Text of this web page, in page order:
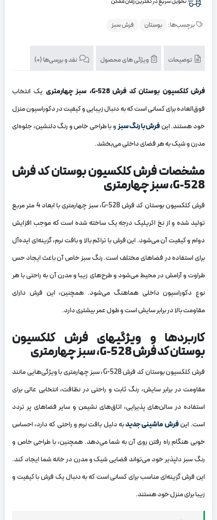
برچسب‌ها: بوستان فرش سبز
توضیحات ویژگی های محصول نقد و بررسی‌ها (0)
فرش کلکسیون بوستان کد فرش 528-G، سبز چهارمتری
یک انتخاب
فوق‌العاده برای کسانی است که به دنبال زیبایی و کیفیت در دکوراسیون منزل
خود هستند. اینفرش با رنگ سبزو با طراحی خاص و رنگ دلنشین، جلوه‌ای
مدرن و شیک به هر فضای داخلی می‌بخشد.
مشخصات فرش کلکسیون بوستان کد فرش
528-G، سبز چهارمتری
فرش کلکسیون بوستان کد فرش 528-G، سبز چهارمتری با ابعاد 4 متر مربع
تولید شده و از نخ اکریلیک درجه یک ساخته شده است که موجب افزایش
دوام و کیفیت آن می‌شود. این فرش با تراکم بالا و بافت نرم، گزینه‌ای ایده‌آل
برای استفاده در فضاهای مختلف است. رنگ سبز خاص آن باعث ایجاد حس
طراوت و آرامش در محیط می‌شود و طرح‌های زیبا و مدرن آن به راحتی با هر
نوع دکوراسیون داخلی هماهنگ می‌شود. همچنین، این فرش دارای
مقاومت بالا در برابر سایش است و طول عمر بیشتری دارد.
کاربردها و ویژگیهای فرش کلکسیون
بوستان کد فرش 528-G، سبز چهارمتری
فرش کلکسیون بوستان کد فرش 528-G، سبز چهارمتری با ویژگی‌هایی مانند
مقاومت در برابر سایش، رنگ ثابت و راحتی در نظافت، انتخابی عالی برای
استفاده در سالن‌های پذیرایی، اتاق‌های نشیمن و سایر فضاهای پر تردد
است. اینفرش ماشینی جدیدبه دلیل بافت نرم و راحتی که دارد، احساس
خوبی هنگام راه رفتن روی آن به شما می‌دهد. همچنین، با طراحی خاص و
رنگ سبز دلپذیر خود می‌تواند فضایی شیک و مدرن در خانه شما ایجاد کند.
این فرش گزینه‌ای مناسب برای کسانی است که به دنبال یک فرش با کیفیت و
زیبا برای منزل خود هستند.